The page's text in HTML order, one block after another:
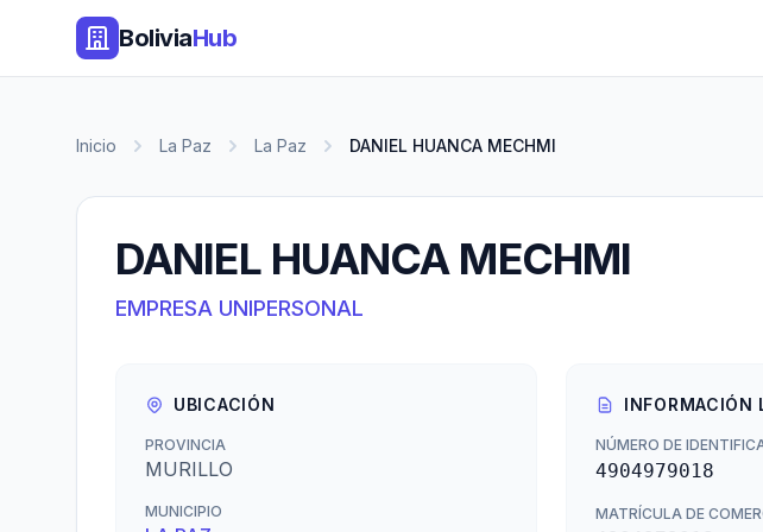
BoliviaHub
Inicio La Paz La Paz DANIEL HUANCA MECHMI
DANIEL HUANCA MECHMI
EMPRESA UNIPERSONAL
UBICACIÓN
PROVINCIA
MURILLO
MUNICIPIO
INFORMACIÓN
NÚMERO DE
4904979018
MATRÍCULA DE